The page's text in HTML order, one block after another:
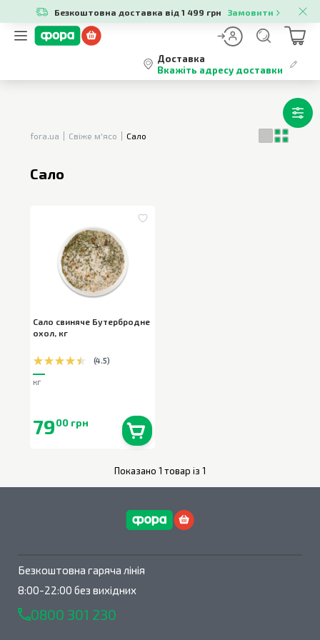
Безкоштовна доставка від 1 499 грн Замовити
Доставка
Вкажіть адресу доставки
fora.ua Свіже м'ясо Сало
Сало
Сало свиняче Бутербродне
охол, кг
(4.5)
кг
7900 грн
Показано 1 товар із 1
Безкоштовна гаряча лінія
8:00-22:00 без вихідних
0800 301 230